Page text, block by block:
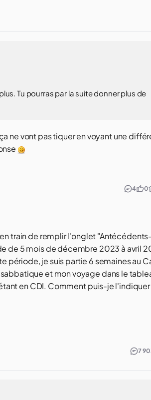
Tu pourras par la suite donner plus de
ne vont pas tiquer en voyant une
4 0
train de remplir l'onglet "Antécédents-
de 5 mois de décembre 2023 à avril
période, je suis partie 6 semaines au
et mon voyage dans le
en CDI. Comment puis-je l'indiquer
7